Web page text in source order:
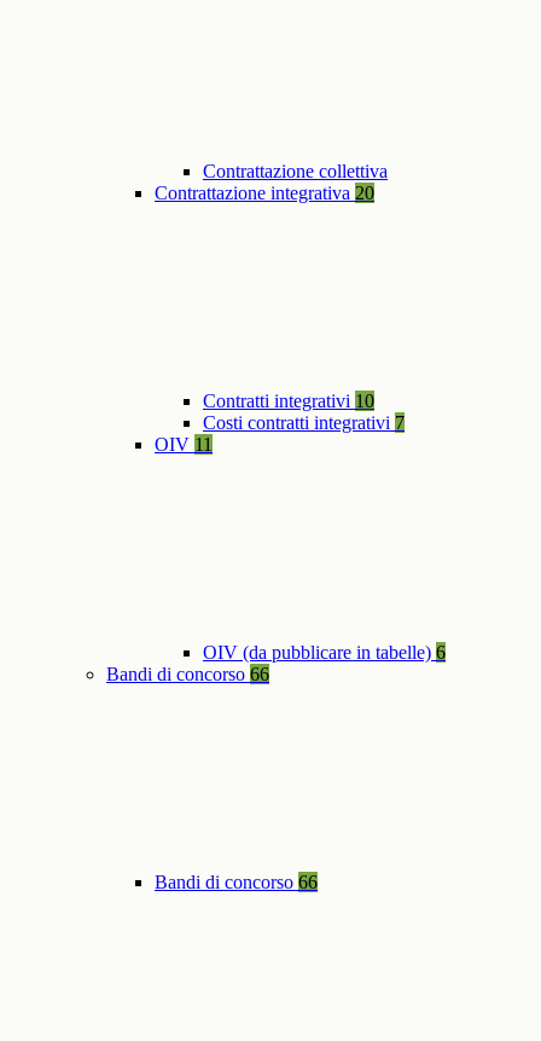
Contrattazione collettiva
Contrattazione integrativa 20
Contratti integrativi 10
Costi contratti integrativi 7
OIV 11
OIV (da pubblicare in tabelle) 6
Bandi di concorso 66
Bandi di concorso 66